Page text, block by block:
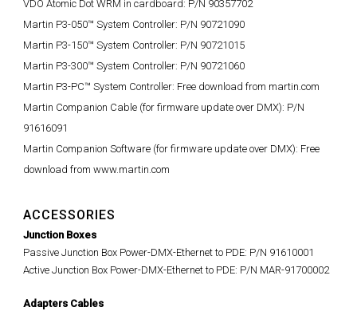
VDO Atomic Dot WRM in cardboard: P/N 90357702
Martin P3-050™ System Controller: P/N 90721090
Martin P3-150™ System Controller: P/N 90721015
Martin P3-300™ System Controller: P/N 90721060
Martin P3-PC™ System Controller: Free download from martin.com
Martin Companion Cable (for firmware update over DMX): P/N
91616091
Martin Companion Software (for firmware update over DMX): Free
download from www.martin.com
ACCESSORIES
Junction Boxes
Passive Junction Box Power-DMX-Ethernet to PDE: P/N 91610001
Active Junction Box Power-DMX-Ethernet to PDE: P/N MAR-91700002
Adapters Cables